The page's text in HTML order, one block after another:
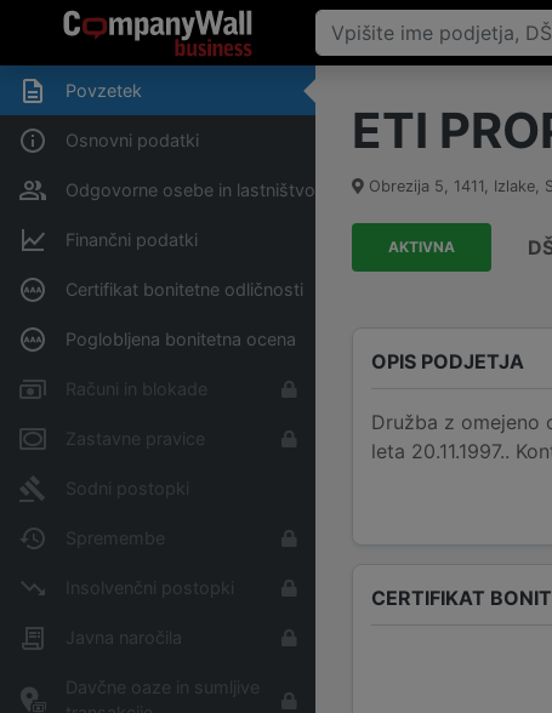
Povzetek
Osnovni podatki
Odgovorne osebe in lastništvo
Finančni podatki
Certifikat bonitetne odličnosti
Poglobljena bonitetna ocena
Računi in blokade
Zastavne pravice
Sodni postopki
Spremembe
Insolvenčni postopki
Javna naročila
Davčne oaze in sumljive
ETI
Obrezija 5, 1411, Izlake,
AKTIVNA
OPIS PODJETJA
Družba z omejeno
leta 20.11.1997..
CERTIFIKAT